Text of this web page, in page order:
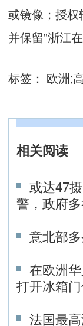
或镜像；授权
并保留"浙江
标签： 欧洲;
相关阅读
或达47
警，政府
意北部
在欧洲
打开冰箱
法国最